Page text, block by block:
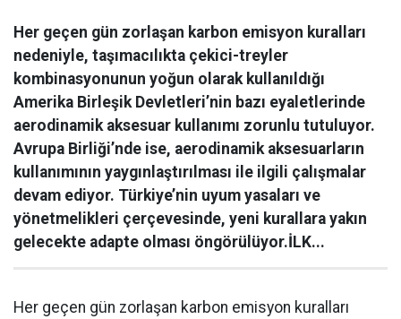
Her geçen gün zorlaşan karbon emisyon kuralları
nedeniyle, taşımacılıkta çekici-treyler
kombinasyonunun yoğun olarak kullanıldığı
Amerika Birleşik Devletleri’nin bazı eyaletlerinde
aerodinamik aksesuar kullanımı zorunlu tutuluyor.
Avrupa Birliği’nde ise, aerodinamik aksesuarların
kullanımının yaygınlaştırılması ile ilgili çalışmalar
devam ediyor. Türkiye’nin uyum yasaları ve
yönetmelikleri çerçevesinde, yeni kurallara yakın
gelecekte adapte olması öngörülüyor.İLK...
Her geçen gün zorlaşan karbon emisyon kuralları